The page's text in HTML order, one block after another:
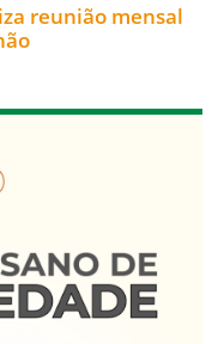
reunião mensal